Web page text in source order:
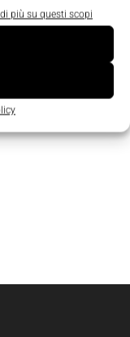
di più su questi scopi